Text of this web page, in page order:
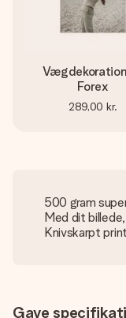
Forex
289,00 kr.
500 gram
Med dit
Knivskarpt
Gave